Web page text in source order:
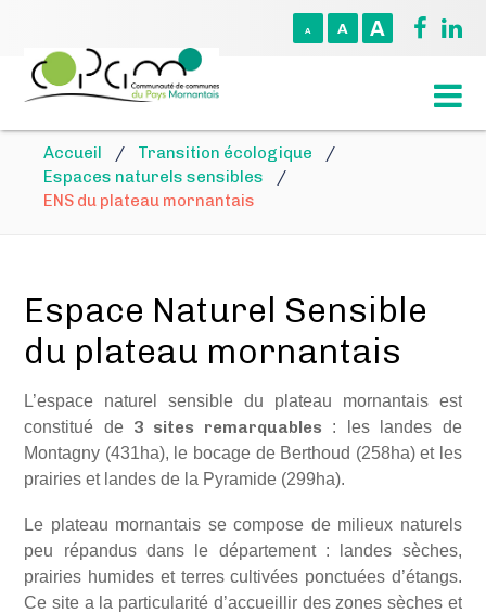
A A A
Accueil / Transition écologique
/
Espaces naturels sensibles
/
ENS du plateau mornantais
Espace Naturel Sensible
du plateau mornantais
L’espace naturel sensible du plateau mornantais est
constitué de 3 sites remarquables : les landes de
Montagny (431ha), le bocage de Berthoud (258ha) et les
prairies et landes de la Pyramide (299ha).
Le plateau mornantais se compose de milieux naturels
peu répandus dans le département : landes sèches,
prairies humides et terres cultivées ponctuées d’étangs.
Ce site a la particularité d’accueillir des zones sèches et